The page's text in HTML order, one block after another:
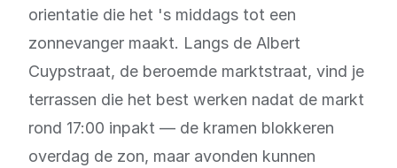
orientatie die het 's middags tot een
zonnevanger maakt. Langs de Albert
Cuypstraat, de beroemde marktstraat, vind je
terrassen die het best werken nadat de markt
rond 17:00 inpakt — de kramen blokkeren
overdag de zon, maar avonden kunnen